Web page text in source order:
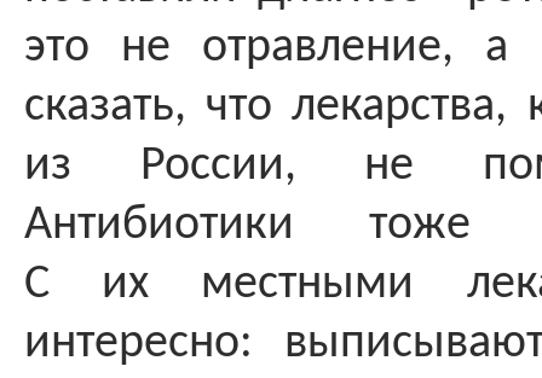
это не отравление, а
сказать, что
из России, не
Антибиотики тоже
С их местными
интересно: